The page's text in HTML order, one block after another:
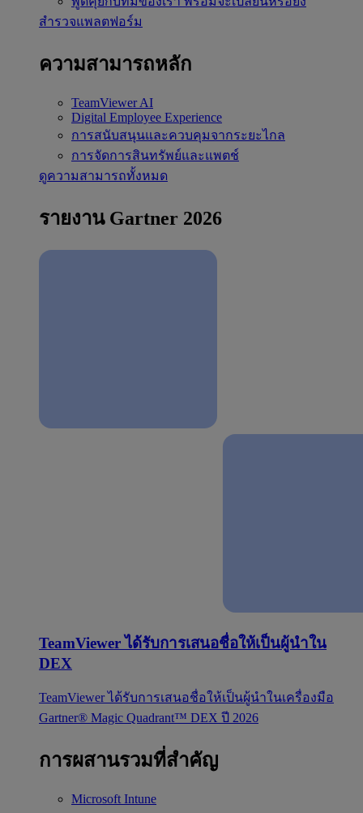
สำรวจแพลตฟอร์ม
ความสามารถหลัก
TeamViewer AI
Digital Employee Experience
การสนับสนุนและควบคุมจากระยะไกล
การจัดการสินทรัพย์และแพตช์
ดูความสามารถทั้งหมด
รายงาน Gartner 2026
TeamViewer ได้รับการเสนอชื่อให้เป็นผู้นำใน
DEX
TeamViewer ได้รับการเสนอชื่อให้เป็นผู้นำในเครื่องมือ
Gartner® Magic Quadrant™ DEX ปี 2026
การผสานรวมที่สำคัญ
Microsoft Intune